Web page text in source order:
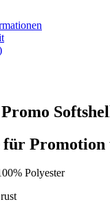
für
Polyester